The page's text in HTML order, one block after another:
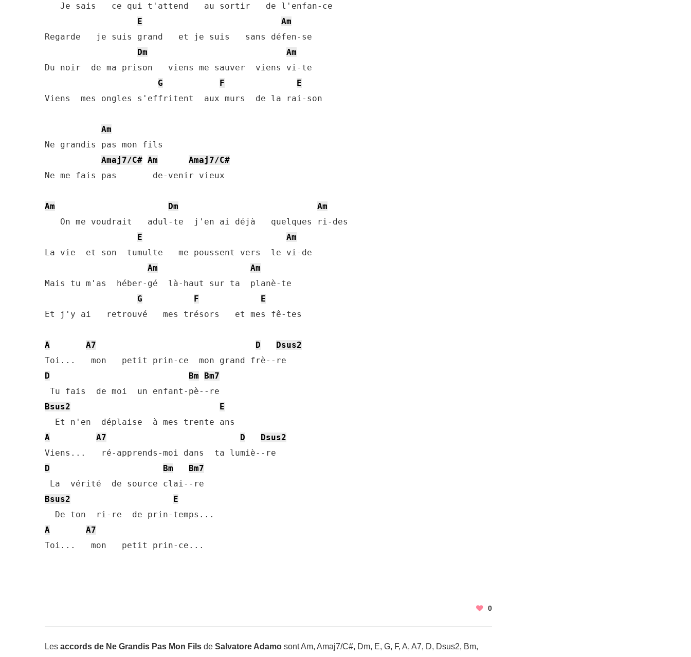
   Je sais   ce qui t'attend   au sortir   de l'enfan-ce
E
Am
Regarde   je suis grand   et je suis   sans défen-se
Dm
Am
Du noir  de ma prison   viens me sauver  viens vi-te
G
F
E
Viens  mes ongles s'effritent  aux murs  de la rai-son
Am
Ne grandis pas mon fils
Amaj7/C# Am
Amaj7/C#
Ne me fais pas       de-venir vieux
Am Dm
Am
   On me voudrait   adul-te  j'en ai déjà   quelques ri-des
E
Am
La vie  et son  tumulte   me poussent vers  le vi-de
Am
Am
Mais tu m'as  héber-gé  là-haut sur ta  planè-te
G
F
E
Et j'y ai   retrouvé   mes trésors   et mes fê-tes
A A7 D
Dsus2
D
Bm
Bm7
Bsus2
E
A
A7 D
Dsus2
D
Bm
Bm7
Bsus2
E
A
A7
Toi...   mon   petit prin-ce...
0
Les accords de Ne Grandis Pas Mon Fils de Salvatore Adamo sont Am, Amaj7/C#, Dm, E, G, F, A, A7, D, Dsus2, Bm,